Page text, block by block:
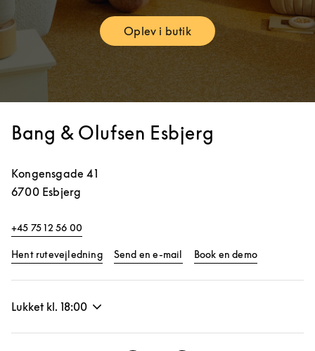
Oplev i butikLink Opens in New Tab
Bang & Olufsen Esbjerg
Kongensgade 41
6700 Esbjerg
+45 75 12 56 00
Hent rutevejledningLink Opens in New Tab
Send en e-mail Book en demo
Lukket kl. 18:00